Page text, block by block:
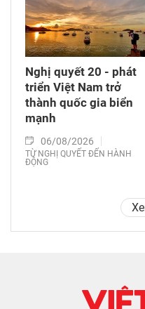
Nghị quyết 20 - phát
triển Việt Nam trở
thành quốc gia biển
mạnh
06/08/2026
TỪ NGHỊ QUYẾT ĐẾN HÀNH
ĐỘNG